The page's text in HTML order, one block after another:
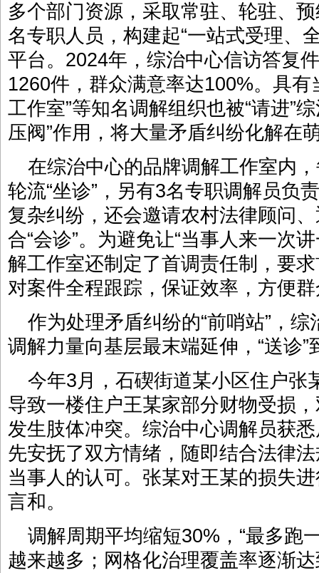
多个部门资源，采取常驻、轮驻、
名专职人员，构建起“一站式受理、
平台。2024年，综治中心信访答复
1260件，群众满意率达100%。具有
工作室”等知名调解组织也被“请进”
压阀”作用，将大量矛盾纠纷化解在
在综治中心的品牌调解工作室内
轮流“坐诊”，另有3名专职调解员负
复杂纠纷，还会邀请农村法律顾问
合“会诊”。为避免让“当事人来一次
解工作室还制定了首调责任制，要
对案件全程跟踪，保证效率，方便
作为处理矛盾纠纷的“前哨站”，
调解力量向基层最末端延伸，“送诊”
今年3月，石碶街道某小区住户张
导致一楼住户王某家部分财物受损
发生肢体冲突。综治中心调解员获
先安抚了双方情绪，随即结合法律
当事人的认可。张某对王某的损失
言和。
调解周期平均缩短30%，“最多跑
越来越多；网格化治理覆盖率逐渐